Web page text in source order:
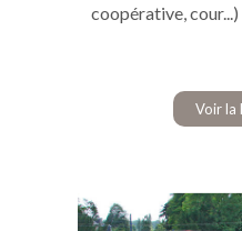
coopérative, cour...)
Voir la